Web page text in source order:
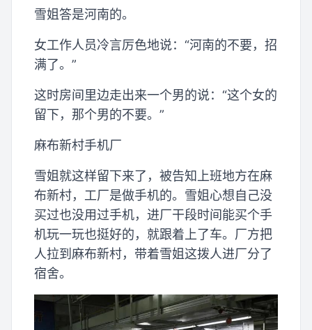
雪姐答是河南的。
女工作人员冷言厉色地说：“河南的不要，招
满了。”
这时房间里边走出来一个男的说：“这个女的
留下，那个男的不要。”
麻布新村手机厂
雪姐就这样留下来了，被告知上班地方在麻
布新村，工厂是做手机的。雪姐心想自己没
买过也没用过手机，进厂干段时间能买个手
机玩一玩也挺好的，就跟着上了车。厂方把
人拉到麻布新村，带着雪姐这拨人进厂分了
宿舍。